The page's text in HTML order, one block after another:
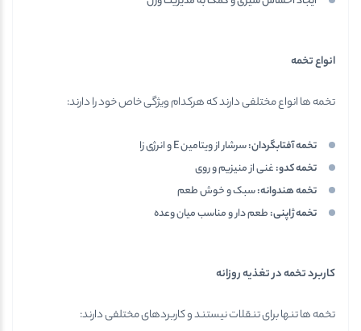
انواع تخمه
تخمه ها انواع مختلفی دارند که هرکدام ویژگی خاص خود را دارند:
تخمه آفتابگردان:سرشار از ویتامین E و انرژی زا
تخمه کدو:غنی از منیزیم و روی
تخمه هندوانه:سبک و خوش طعم
تخمه ژاپنی:طعم دار و مناسب میان وعده
کاربرد تخمه در تغذیه روزانه
تخمه ها تنها برای تنقلات نیستند و کاربردهای مختلفی دارند: